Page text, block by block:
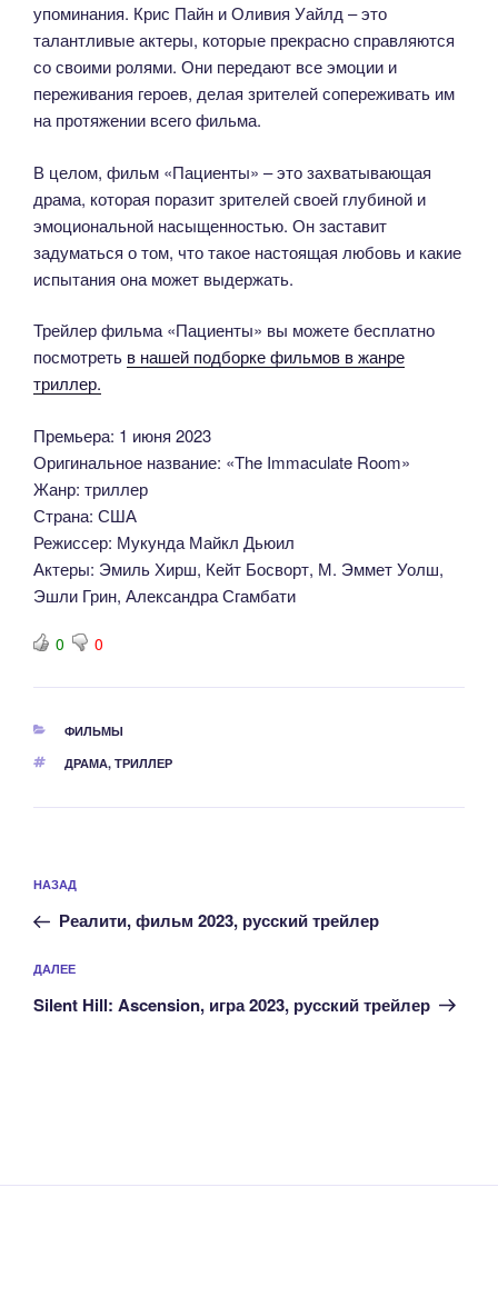
упоминания. Крис Пайн и Оливия Уайлд – это
талантливые актеры, которые прекрасно справляются
со своими ролями. Они передают все эмоции и
переживания героев, делая зрителей сопереживать им
на протяжении всего фильма.
В целом, фильм «Пациенты» – это захватывающая
драма, которая поразит зрителей своей глубиной и
эмоциональной насыщенностью. Он заставит
задуматься о том, что такое настоящая любовь и какие
испытания она может выдержать.
Трейлер фильма «Пациенты» вы можете бесплатно
посмотреть в нашей подборке фильмов в жанре
триллер.
Премьера: 1 июня 2023
Оригинальное название: «The Immaculate Room»
Жанр: триллер
Страна: США
Режиссер: Мукунда Майкл Дьюил
Актеры: Эмиль Хирш, Кейт Босворт, М. Эммет Уолш,
Эшли Грин, Александра Сгамбати
0 0
РУБРИКИ
ФИЛЬМЫ
МЕТКИ
ДРАМА, ТРИЛЛЕР
по
записям
Предыдущая
запись:
НАЗАД
Реалити, фильм 2023, русский трейлер
Следующая
запись
ДАЛЕЕ
Silent Hill: Ascension, игра 2023, русский трейлер